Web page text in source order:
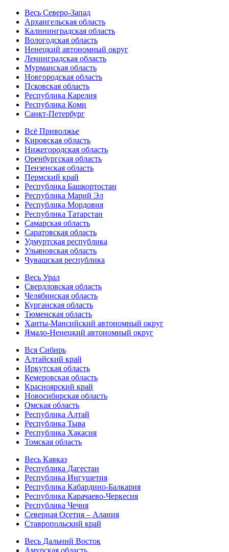
Весь Северо-Запад
Архангельская область
Калининградская область
Вологодская область
Ненецкий автономный округ
Ленинградская область
Мурманская область
Новгородская область
Псковская область
Республика Карелия
Республика Коми
Санкт-Петербург
Всё Приволжье
Кировская область
Нижегородская область
Оренбургская область
Пензенская область
Пермский край
Республика Башкортостан
Республика Марий Эл
Республика Мордовия
Республика Татарстан
Самарская область
Саратовская область
Удмуртская республика
Ульяновская область
Чувашская республика
Весь Урал
Свердловская область
Челябинская область
Курганская область
Тюменская область
Ханты-Мансийский автономный округ
Ямало-Ненецкий автономный округ
Вся Сибирь
Алтайский край
Иркутская область
Кемеровская область
Красноярский край
Новосибирская область
Омская область
Республика Алтай
Республика Тыва
Республика Хакасия
Томская область
Весь Кавказ
Республика Дагестан
Республика Ингушетия
Республика Кабардино-Балкария
Республика Карачаево-Черкесия
Республика Чечня
Северная Осетия – Алания
Ставропольский край
Весь Дальний Восток
Амурская область